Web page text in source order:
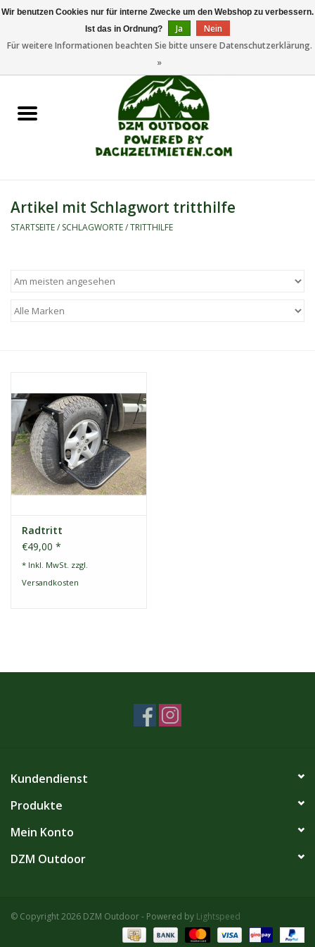
Dachzeltanhänger
Camping/Outdoor
Marken
Artikel mit Schlagwort tritthilfe
STARTSEITE/ SCHLAGWORTE/TRITTHILFE
Radtritt
€49,00 *
* Inkl. MwSt. zzgl.
Versandkosten
Kundendienst
Produkte
Mein Konto
DZM Outdoor
© Copyright 2026 DZM Outdoor - Powered by Lightspeed
Wir benutzen Cookies nur für interne Zwecke um den Webshop zu verbessern.
Ist das in Ordnung?
Ja
Nein
Für weitere Informationen beachten Sie bitte unsere Datenschutzerklärung.
»